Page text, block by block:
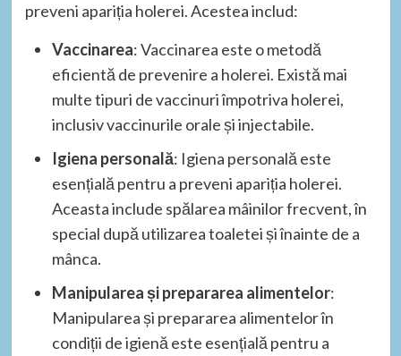
preveni apariția holerei. Acestea includ:
Vaccinarea: Vaccinarea este o metodă
eficientă de prevenire a holerei. Există mai
multe tipuri de vaccinuri împotriva holerei,
inclusiv vaccinurile orale și injectabile.
Igiena personală: Igiena personală este
esențială pentru a preveni apariția holerei.
Aceasta include spălarea mâinilor frecvent, în
special după utilizarea toaletei și înainte de a
mânca.
Manipularea și prepararea alimentelor:
Manipularea și prepararea alimentelor în
condiții de igienă este esențială pentru a